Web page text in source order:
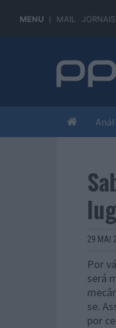
MENU MAIL JORNAIS
29 MAI
Por
será
se.
por